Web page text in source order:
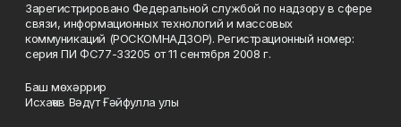
Зарегистрировано Федеральной службой по надзору в сфере
связи, информационных технологий и массовых
коммуникаций (РОСКОМНАДЗОР). Регистрационный номер:
серия ПИ ФС77-33205 от 11 сентября 2008 г.
Баш мөхәррир
Исхаҡов Вәдүт Ғәйфулла улы